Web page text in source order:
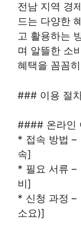
전남 지역 경
드는 다양한
고 활용하는
며 알뜰한 소
혜택을 꼼꼼
### 이용 절
#### 온라인
* 접속 방법 –
속]
* 필요 서류 –
비]
* 신청 과정 –
소요)]